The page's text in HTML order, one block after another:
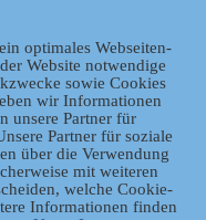
optimales Webseiten-
Website notwendige
sowie Cookies
wir Informationen
unsere Partner für
Partner für soziale
über die Verwendung
mit weiteren
welche Cookie-
Informationen finden